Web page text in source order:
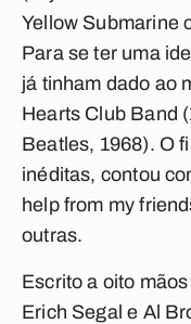
Yellow Submarine
Para se ter uma
já tinham dado ao
Hearts Club Band
Beatles, 1968). O
inéditas, contou
help from my
outras.
Escrito a oito
Erich Segal e Al